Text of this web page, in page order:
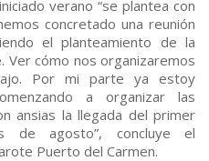
verano “se plantea con
concretado una reunión
el planteamiento de la
Ver cómo nos organizaremos
Por mi parte ya estoy
a organizar las
ansias la llegada del primer
de agosto”, concluye el
Puerto del Carmen.